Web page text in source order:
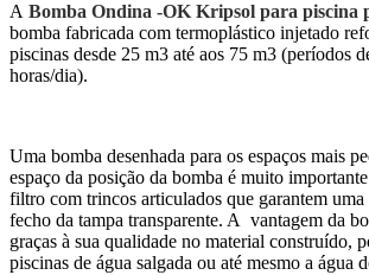
A Bomba Ondina -OK Kripsol para piscina
bomba fabricada com termoplástico injetado
piscinas desde 25 m3 até aos 75 m3 (períodos
horas/dia).
Uma bomba desenhada para os espaços mais
espaço da posição da bomba é muito
filtro com trincos articulados que garantem
fecho da tampa transparente. A vantagem da
graças à sua qualidade no material construído,
piscinas de água salgada ou até mesmo a água